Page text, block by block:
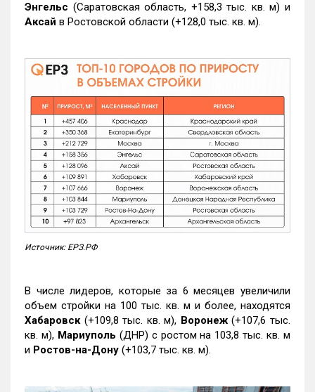
Энгельс (Саратовская область, +158,3 тыс. кв. м) и
Аксай в Ростовской области (+128,0 тыс. кв. м).
Источник: ЕРЗ.РФ
В числе лидеров, которые за 6 месяцев увеличили
объем стройки на 100 тыс. кв. м и более, находятся
Хабаровск (+109,8 тыс. кв. м), Воронеж(+107,6 тыс.
кв. м), Мариуполь (ДНР) с ростом на 103,8 тыс. кв. м
и Ростов-на-Дону (+103,7 тыс. кв. м).